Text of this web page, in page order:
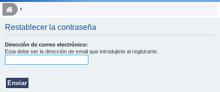
Restablecer la contraseña
Dirección de correo electrónico:
Esta debe ser la dirección de email que introdujiste al registrarte.